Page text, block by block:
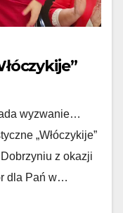
wyzwanie…
„Włóczykije”
z okazji
dla Pań w…